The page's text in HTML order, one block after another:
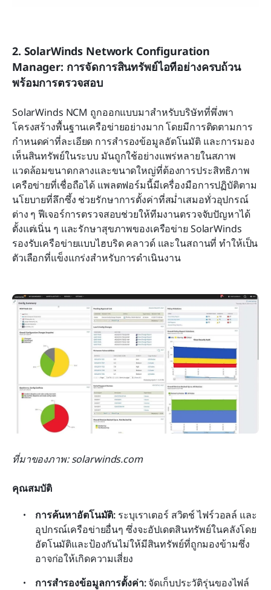
2. SolarWinds Network Configuration
Manager: การจัดการสินทรัพย์ไอทีอย่างครบถ้วน
พร้อมการตรวจสอบ
SolarWinds NCM ถูกออกแบบมาสำหรับบริษัทที่พึ่งพา
โครงสร้างพื้นฐานเครือข่ายอย่างมาก โดยมีการติดตามการ
กำหนดค่าที่ละเอียด การสำรองข้อมูลอัตโนมัติ และการมอง
เห็นสินทรัพย์ในระบบ มันถูกใช้อย่างแพร่หลายในสภาพ
แวดล้อมขนาดกลางและขนาดใหญ่ที่ต้องการประสิทธิภาพ
เครือข่ายที่เชื่อถือได้ แพลตฟอร์มนี้มีเครื่องมือการปฏิบัติตาม
นโยบายที่ลึกซึ้ง ช่วยรักษาการตั้งค่าที่สม่ำเสมอทั่วอุปกรณ์
ต่าง ๆ ฟีเจอร์การตรวจสอบช่วยให้ทีมงานตรวจจับปัญหาได้
ตั้งแต่เนิ่น ๆ และรักษาสุขภาพของเครือข่าย SolarWinds
รองรับเครือข่ายแบบไฮบริด คลาวด์ และในสถานที่ ทำให้เป็น
ตัวเลือกที่แข็งแกร่งสำหรับการดำเนินงาน
ที่มาของภาพ: solarwinds.com
คุณสมบัติ
การค้นหาอัตโนมัติ: ระบุเราเตอร์ สวิตช์ ไฟร์วอลล์ และ
อุปกรณ์เครือข่ายอื่นๆ ซึ่งจะอัปเดตสินทรัพย์ในคลังโดย
อัตโนมัติและป้องกันไม่ให้มีสินทรัพย์ที่ถูกมองข้ามซึ่ง
อาจก่อให้เกิดความเสี่ยง
การสำรองข้อมูลการตั้งค่า: จัดเก็บประวัติรุ่นของไฟล์